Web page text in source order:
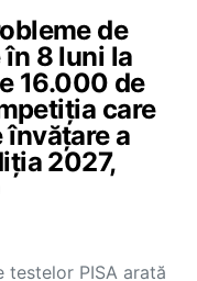
de
8 luni la
16.000 de
care
învățare a
2027,
PISA arată